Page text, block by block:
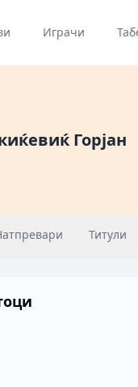
Играчи
Горјан
Титули